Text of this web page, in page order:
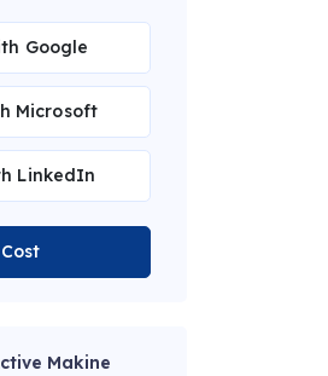
Google
Microsoft
LinkedIn
Makine